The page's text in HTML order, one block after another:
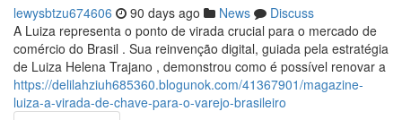
lewysbtzu674606 90 days ago News
Discuss
A Luiza representa o ponto de virada crucial para o mercado de
comércio do Brasil . Sua reinvenção digital, guiada pela estratégia
de Luiza Helena Trajano , demonstrou como é possível renovar a
https://delilahziuh685360.blogunok.com/41367901/magazine-
luiza-a-virada-de-chave-para-o-varejo-brasileiro